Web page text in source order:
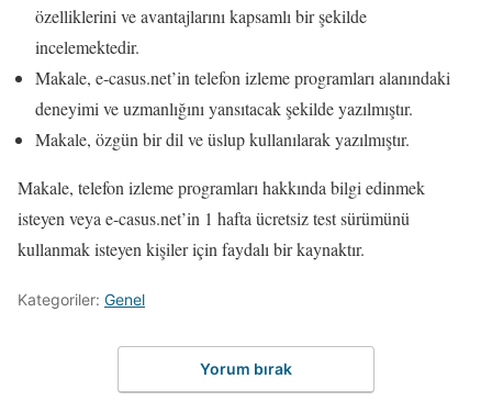
özelliklerini ve avantajlarını kapsamlı bir şekilde
incelemektedir.
Makale, e-casus.net’in telefon izleme programları alanındaki
deneyimi ve uzmanlığını yansıtacak şekilde yazılmıştır.
Makale, özgün bir dil ve üslup kullanılarak yazılmıştır.
Makale, telefon izleme programları hakkında bilgi edinmek
isteyen veya e-casus.net’in 1 hafta ücretsiz test sürümünü
kullanmak isteyen kişiler için faydalı bir kaynaktır.
Kategoriler: Genel
Yorum bırak